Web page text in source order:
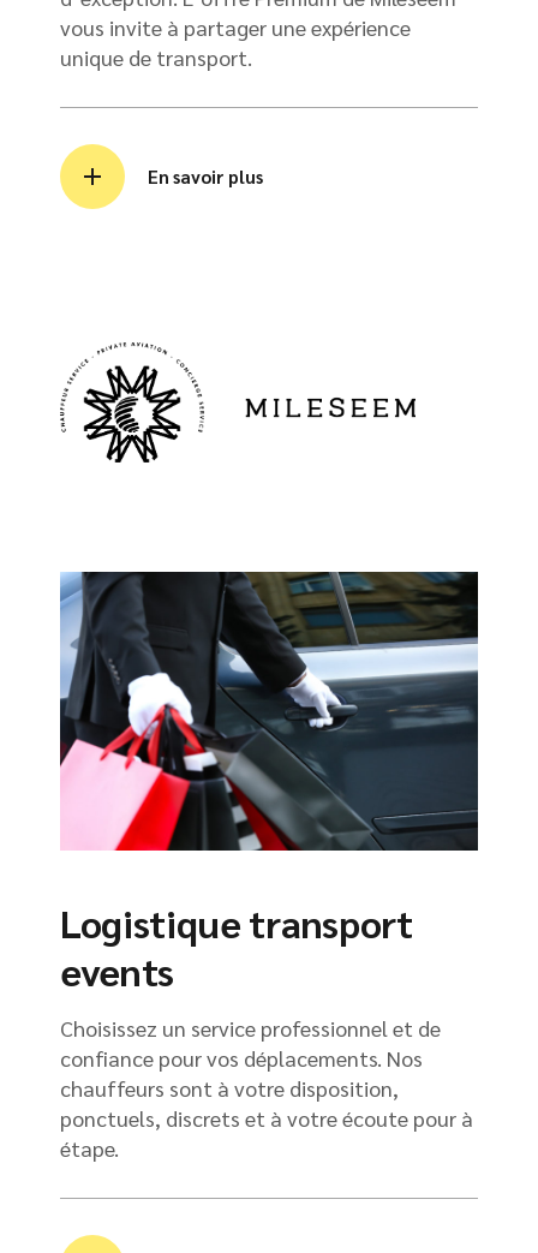
vous invite à partager une expérience
unique de transport.
En savoir plus
Logistique transport
events
Choisissez un service professionnel et de
confiance pour vos déplacements. Nos
chauffeurs sont à votre disposition,
ponctuels, discrets et à votre écoute pour à
étape.